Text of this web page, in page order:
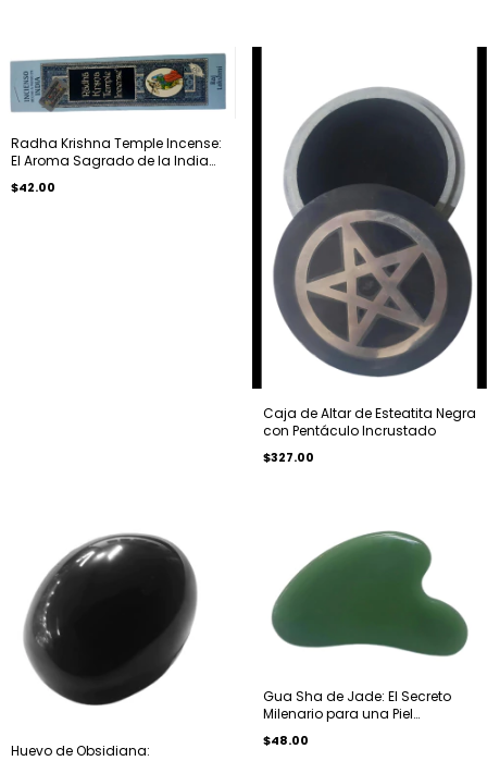
Radha Krishna Temple Incense:
El Aroma Sagrado de la India
$42.00
Caja de Altar de Esteatita Negra
con Pentáculo Incrustado
$327.00
Huevo de Obsidiana:
Gua Sha de Jade: El Secreto
Milenario para una Piel
$48.00